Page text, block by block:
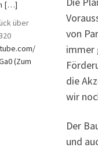
von
immer
die
wir
Der
und
[…]
über
(Zum